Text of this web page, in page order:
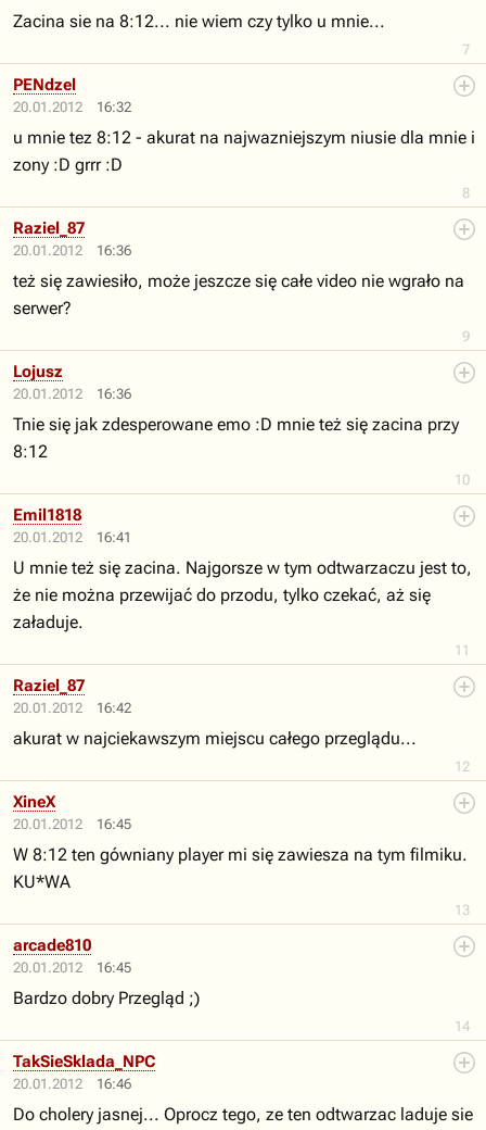
7
Zacina sie na 8:12... nie wiem czy tylko u mnie...
20.01.2012 16:32
8
PENdzel
u mnie tez 8:12 - akurat na najwazniejszym niusie dla mnie i
zony :D grrr :D
20.01.2012 16:36
9
Raziel_87
też się zawiesiło, może jeszcze się całe video nie wgrało na
serwer?
20.01.2012 16:36
10
Lojusz
Tnie się jak zdesperowane emo :D mnie też się zacina przy
8:12
20.01.2012 16:41
11
Emil1818
U mnie też się zacina. Najgorsze w tym odtwarzaczu jest to,
że nie można przewijać do przodu, tylko czekać, aż się
załaduje.
20.01.2012 16:42
12
Raziel_87
akurat w najciekawszym miejscu całego przeglądu...
20.01.2012 16:45
13
XineX
W 8:12 ten gówniany player mi się zawiesza na tym filmiku.
KU*WA
20.01.2012 16:45
14
arcade810
Bardzo dobry Przegląd ;)
20.01.2012 16:46
TakSieSklada_NPC
Do cholery jasnej... Oprocz tego, ze ten odtwarzac laduje sie